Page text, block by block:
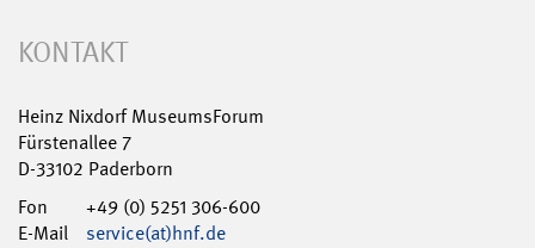
KONTAKT
Heinz Nixdorf MuseumsForum
Fürstenallee 7
D-33102 Paderborn
Fon
+49 (0) 5251 306-600
E-Mail
service(at)hnf.de